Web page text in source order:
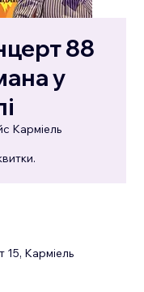
88
у
Карміель
Карміель